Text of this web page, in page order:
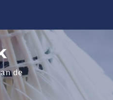
de